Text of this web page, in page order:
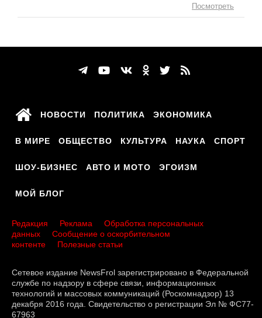
Посмотреть
НОВОСТИ ПОЛИТИКА ЭКОНОМИКА
В МИРЕ ОБЩЕСТВО КУЛЬТУРА НАУКА СПОРТ
ШОУ-БИЗНЕС АВТО И МОТО ЭГОИЗМ
МОЙ БЛОГ
Редакция Реклама
Обработка персональных
данных
Сообщение о оскорбительном
контенте
Полезные статьи
Сетевое издание NewsFrol зарегистрировано в Федеральной
службе по надзору в сфере связи, информационных
технологий и массовых коммуникаций (Роскомнадзор) 13
декабря 2016 года. Свидетельство о регистрации Эл № ФС77-
67963